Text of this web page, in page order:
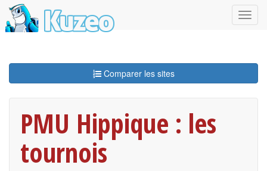
Comparer les sites
PMU Hippique : les
tournois